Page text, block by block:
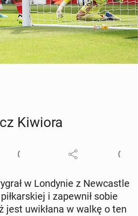
Kiwiora
w Lon­dy­nie z New­ca­stle
i za­pew­nił sobie
jest uwi­kła­na w walkę o ten